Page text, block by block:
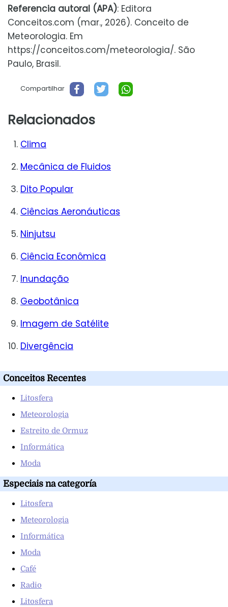
Referencia autoral (APA): Editora
Conceitos.com (mar., 2026). Conceito de
Meteorologia. Em
https://conceitos.com/meteorologia/. São
Paulo, Brasil.
Compartilhar
Relacionados
Clima
Mecânica de Fluidos
Dito Popular
Ciências Aeronáuticas
Ninjutsu
Ciência Econômica
Inundação
Geobotânica
Imagem de Satélite
Divergência
Conceitos Recentes
Litosfera
Meteorologia
Estreito de Ormuz
Informática
Moda
Especiais na categoría
Litosfera
Meteorologia
Informática
Moda
Café
Radio
Litosfera